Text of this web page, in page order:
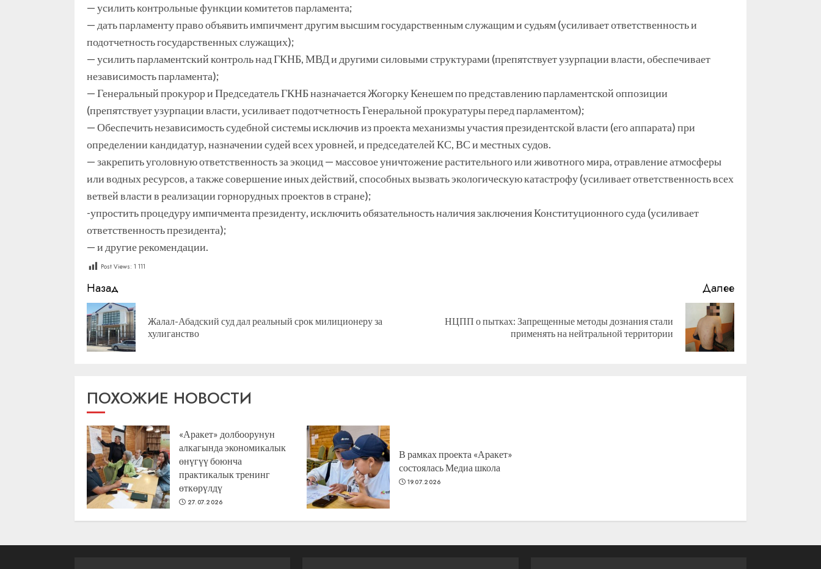
— усилить контрольные функции комитетов парламента;
— дать парламенту право объявить импичмент другим высшим государственным служащим и судьям (усиливает ответственность и
подотчетность государственных служащих);
— усилить парламентский контроль над ГКНБ, МВД и другими силовыми структурами (препятствует узурпации власти, обеспечивает
независимость парламента);
— Генеральный прокурор и Председатель ГКНБ назначается Жогорку Кенешем по представлению парламентской оппозиции
(препятствует узурпации власти, усиливает подотчетность Генеральной прокуратуры перед парламентом);
— Обеспечить независимость судебной системы исключив из проекта механизмы участия президентской власти (его аппарата) при
определении кандидатур, назначении судей всех уровней, и председателей КС, ВС и местных судов.
— закрепить уголовную ответственность за экоцид — массовое уничтожение растительного или животного мира, отравление атмосферы
или водных ресурсов, а также совершение иных действий, способных вызвать экологическую катастрофу (усиливает ответственность всех
ветвей власти в реализации горнорудных проектов в стране);
-упростить процедуру импичмента президенту, исключить обязательность наличия заключения Конституционного суда (усиливает
ответственность президента);
— и другие рекомендации.
Post Views: 1 111
Продолжить
чтение
Назад
Предыдущая
Жалал-Абадский суд дал реальный срок милиционеру за
хулиганство
Далее
СледующаяНЦПП о пытках: Запрещенные методы дознания стали
применять на нейтральной территории
ПОХОЖИЕ НОВОСТИ
«Аракет» долбоорунун
алкагында экономикалык
өнүгүү боюнча
практикалык тренинг
өткөрүлдү
27.07.2026
В рамках проекта «Аракет»
состоялась Медиа школа
19.07.2026